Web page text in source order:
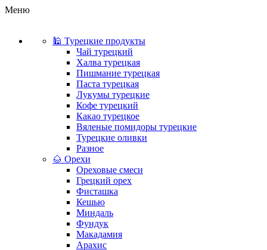
Меню
🕌 Турецкие продукты
Чай турецкий
Халва турецкая
Пишмание турецкая
Паста турецкая
Лукумы турецкие
Кофе турецкий
Какао турецкое
Вяленые помидоры турецкие
Турецкие оливки
Разное
🌰 Орехи
Ореховые смеси
Грецкий орех
Фисташка
Кешью
Миндаль
Фундук
Макадамия
Арахис